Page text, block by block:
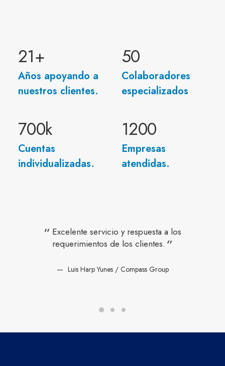
21+
Años apoyando a
nuestros clientes.
50
Colaboradores
especializados
700k
Cuentas
individualizadas.
1200
Empresas
atendidas.
Excelente servicio y respuesta a los
requerimientos de los clientes.
Luis Harp Yunes / Compass Group